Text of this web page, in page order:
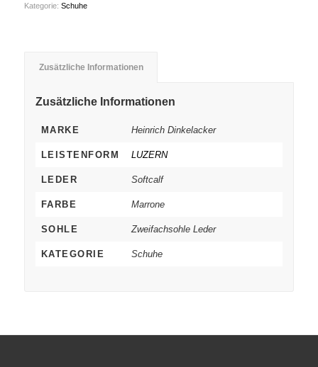
Kategorie: Schuhe
Zusätzliche Informationen
Zusätzliche Informationen
MARKE Heinrich Dinkelacker
LEISTENFORM LUZERN
LEDER Softcalf
FARBE Marrone
SOHLE Zweifachsohle Leder
KATEGORIE Schuhe